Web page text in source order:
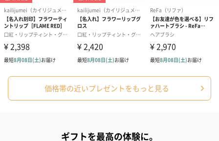
価格帯の近いプレゼントをもっと見る
ギフトを最高の体験に。